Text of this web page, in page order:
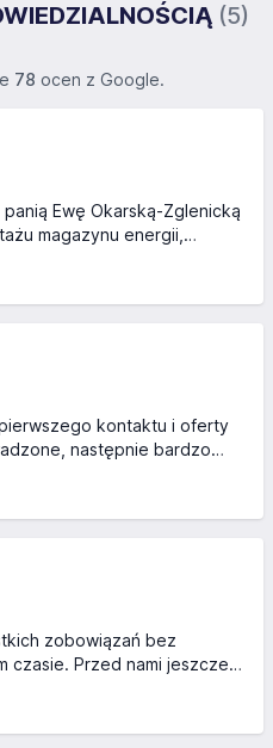
(5)
78 ocen z Google.
Ewę Okarską-Zglenicką
awarii po opadach śniegu
przez 10godzin. U nas był😁
Fachowe
kontaktu i oferty
następnie bardzo
ekipa, która
zamontowała i
wszystko działa, a w
w bardzo szybki
zobowiązań bez
czasie. Przed nami jeszcze
Szczególnie chcę
współpracę z Panem
posiada rzetelną wiedzę,